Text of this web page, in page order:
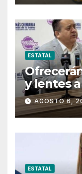
ESTATAL
y lentes
Pueblito
AGOSTO 6,
ESTATAL